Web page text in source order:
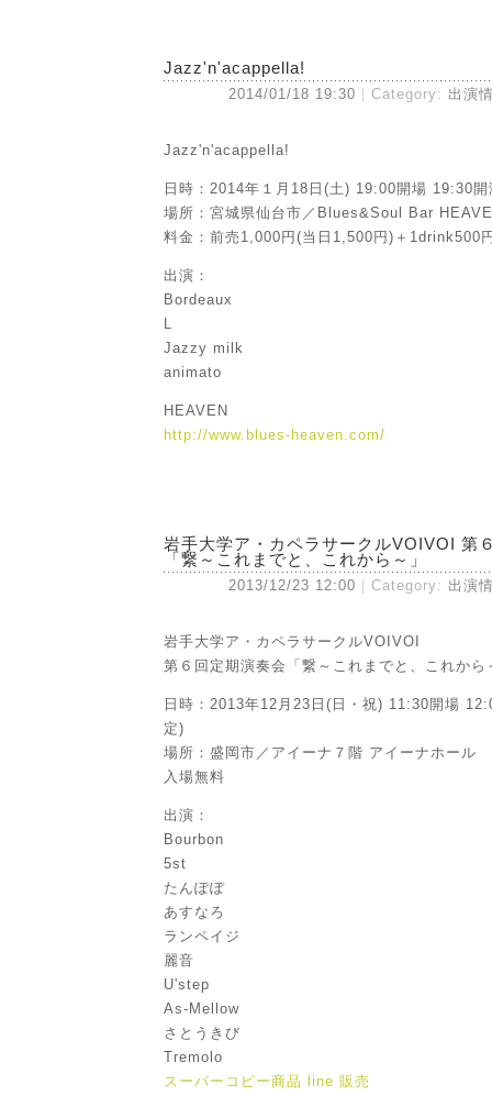
Jazz'n'acappella!
2014/01/18 19:30 Category: 出演
Jazz'n'acappella!
日時：2014年１月18日(土) 19:00開場 19:30開
場所：宮城県仙台市／Blues&Soul Bar
料金：前売1,000円(当日1,500円)＋1drink500
出演：
Bordeaux
L
Jazzy milk
animato
HEAVEN
http://www.blues-heaven.com/
岩手大学ア・カペラサークルVOIVOI 第
「繋～これまでと、これから～」
2013/12/23 12:00 Category: 出演
岩手大学ア・カペラサークルVOIVOI
第６回定期演奏会「繋～これまでと、これから
日時：2013年12月23日(日・祝) 11:30開場
定)
場所：盛岡市／アイーナ７階 アイーナホール
入場無料
出演：
Bourbon
5st
たんぽぽ
あすなろ
ランペイジ
麗音
U'step
As-Mellow
さとうきび
Tremolo
スーパーコピー商品 line 販売